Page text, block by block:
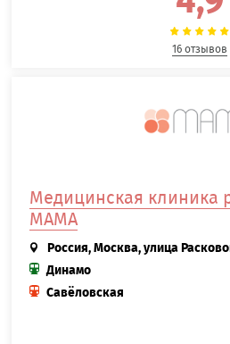
16 отзывов
Медицинская клиника
МАМА
Россия, Москва, улица
Динамо
Савёловская